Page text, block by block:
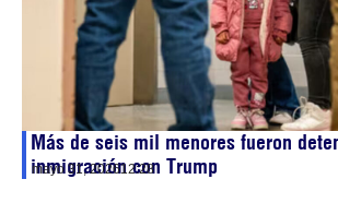
Más de seis mil menores fueron
inmigración con Trump
mayo 31, 202612:28